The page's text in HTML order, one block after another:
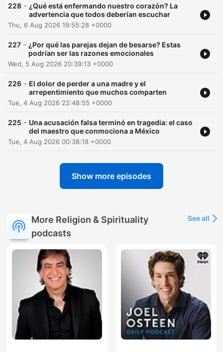
228 - ¿Qué está enfermando nuestro corazón? La
advertencia que todos deberían escuchar
Thu, 6 Aug 2026 19:55:28 +0000
227 - ¿Por qué las parejas dejan de besarse? Estas
podrían ser las razones emocionales
Wed, 5 Aug 2026 20:39:13 +0000
226 - El dolor de perder a una madre y el
arrepentimiento que muchos comparten
Tue, 4 Aug 2026 22:48:55 +0000
225 - Una acusación falsa terminó en tragedia: el caso
del maestro que conmociona a México
Tue, 4 Aug 2026 00:38:18 +0000
Show more episodes
More Religion & Spirituality
podcasts
See all